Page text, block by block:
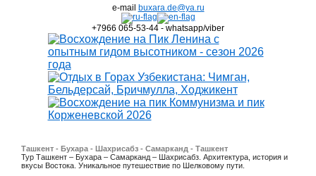
e-mail buxara.de@ya.ru
+7966 065-53-44 - whatsapp/viber
Ташкент - Бухара - Шахрисабз - Самарканд - Ташкент
Тур Ташкент – Бухара – Самарканд – Шахрисабз. Архитектура, история и
вкусы Востока. Уникальное путешествие по Шелковому пути.